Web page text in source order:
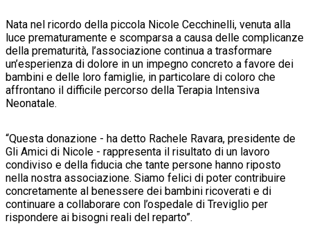
Nata nel ricordo della piccola Nicole Cecchinelli, venuta alla
luce prematuramente e scomparsa a causa delle complicanze
della prematurità, l’associazione continua a trasformare
un’esperienza di dolore in un impegno concreto a favore dei
bambini e delle loro famiglie, in particolare di coloro che
affrontano il difficile percorso della Terapia Intensiva
Neonatale.
“Questa donazione - ha detto Rachele Ravara, presidente de
Gli Amici di Nicole - rappresenta il risultato di un lavoro
condiviso e della fiducia che tante persone hanno riposto
nella nostra associazione. Siamo felici di poter contribuire
concretamente al benessere dei bambini ricoverati e di
continuare a collaborare con l’ospedale di Treviglio per
rispondere ai bisogni reali del reparto”.